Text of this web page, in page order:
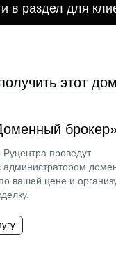
в раздел для
этот
проведут
администратором
вашей цене и